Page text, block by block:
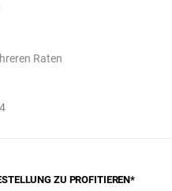
Raten
ZU PROFITIEREN*